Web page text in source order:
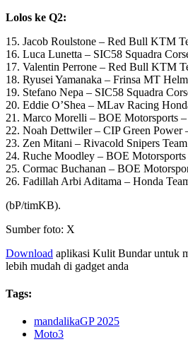
Lolos ke Q2:
15. Jacob Roulstone – Red Bull KTM
16. Luca Lunetta – SIC58 Squadra
17. Valentin Perrone – Red Bull KTM
18. Ryusei Yamanaka – Frinsa MT
19. Stefano Nepa – SIC58 Squadra
20. Eddie O’Shea – MLav Racing
21. Marco Morelli – BOE Motorsports
22. Noah Dettwiler – CIP Green
23. Zen Mitani – Rivacold Snipers
24. Ruche Moodley – BOE
25. Cormac Buchanan – BOE
26. Fadillah Arbi Aditama – Honda
(bP/timKB).
Sumber foto: X
Download aplikasi Kulit Bundar untuk
lebih mudah di gadget anda
Tags:
mandalikaGP 2025
Moto3